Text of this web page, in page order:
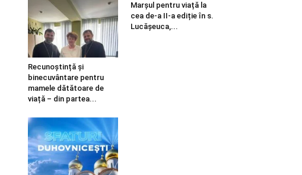
Recunoștință și
binecuvântare pentru
mamele dătătoare de
viață – din partea...
Marșul pentru viață la
cea de-a II-a ediție în s.
Lucășeuca,...